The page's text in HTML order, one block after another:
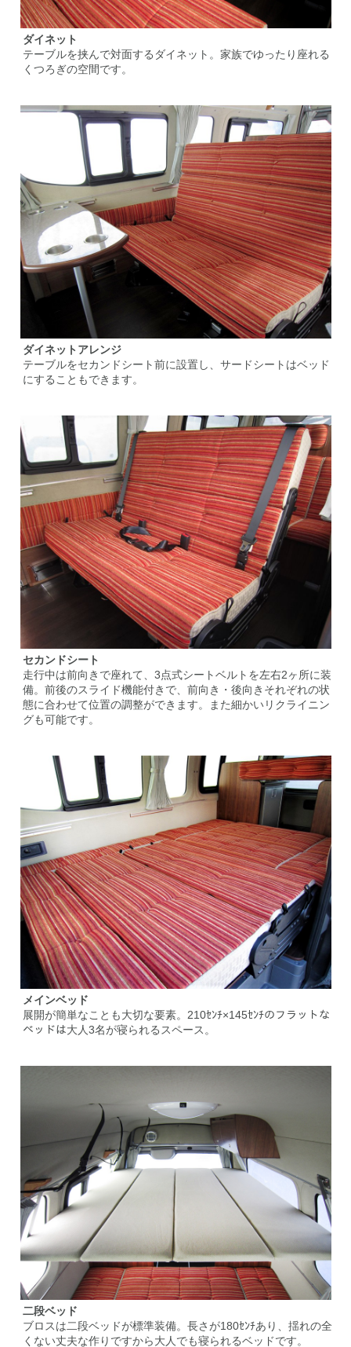
ダイネット
テーブルを挟んで対面するダイネット。家族でゆったり座れる
くつろぎの空間です。
ダイネットアレンジ
テーブルをセカンドシート前に設置し、サードシートはベッド
にすることもできます。
セカンドシート
走行中は前向きで座れて、3点式シートベルトを左右2ヶ所に装
備。前後のスライド機能付きで、前向き・後向きそれぞれの状
態に合わせて位置の調整ができます。また細かいリクライニン
グも可能です。
メインベッド
展開が簡単なことも大切な要素。210ｾﾝﾁ×145ｾﾝﾁのフラットな
ベッドは大人3名が寝られるスペース。
二段ベッド
ブロスは二段ベッドが標準装備。長さが180ｾﾝﾁあり、揺れの全
くない丈夫な作りですから大人でも寝られるベッドです。